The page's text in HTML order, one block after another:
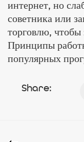
интернет, но
советника или
торговлю, чтобы
Принципы
популярных
Share: